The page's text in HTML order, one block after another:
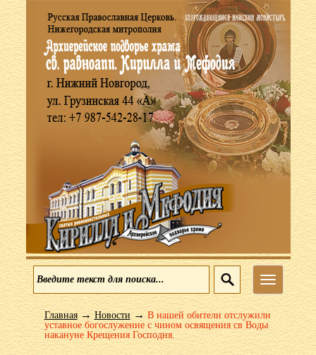
Меню
Главная→Новости→В нашей обители отслужили
уставное богослужение с чином освящения св Воды
накануне Крещения Господня.